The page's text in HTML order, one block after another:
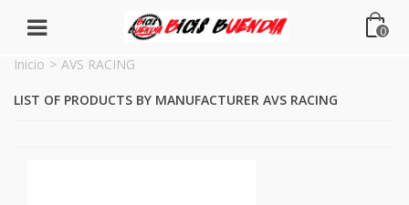
0
Inicio > AVS RACING
LIST OF PRODUCTS BY MANUFACTURER AVS RACING